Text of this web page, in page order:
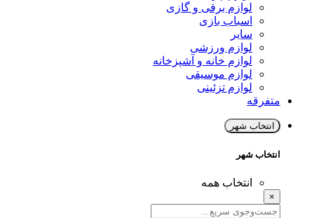
لوازم برقی و گازی
اسباب بازی
سایر
لوازم ورزشی
لوازم خانه و آشپزخانه
لوازم موسیقی
لوازم تزئینی
متفرقه
انتخاب شهر
انتخاب شهر
انتخاب همه